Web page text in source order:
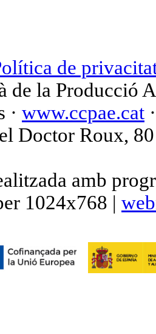
de
de la Producció
· www.ccpae.cat
Doctor Roux,
amb
1024x768 |